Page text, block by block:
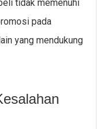
tidak memenuhi
pada
yang mendukung